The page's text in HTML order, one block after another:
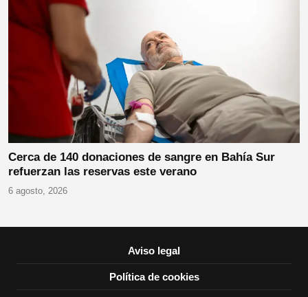
Cerca de 140 donaciones de sangre en Bahía Sur
refuerzan las reservas este verano
6 agosto, 2026
Aviso legal
Política de cookies